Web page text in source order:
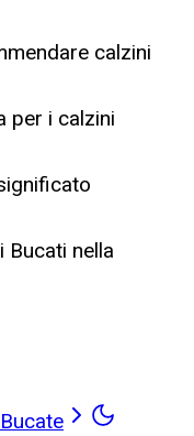
calzini
per i calzini
Bucati nella